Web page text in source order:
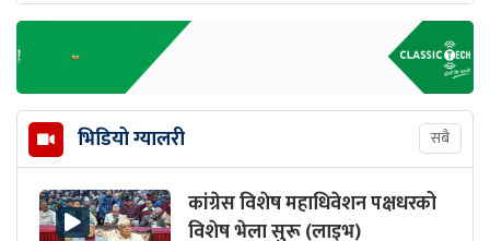
भिडियो ग्यालरी सबै
कांग्रेस विशेष महाधिवेशन पक्षधरको
विशेष भेला सुरू (लाइभ)